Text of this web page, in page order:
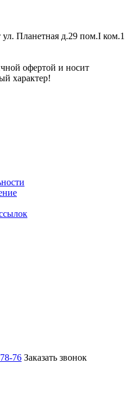
Планетная д.29 пом.I ком.1
офертой и носит
характер!
76 Заказать звонок